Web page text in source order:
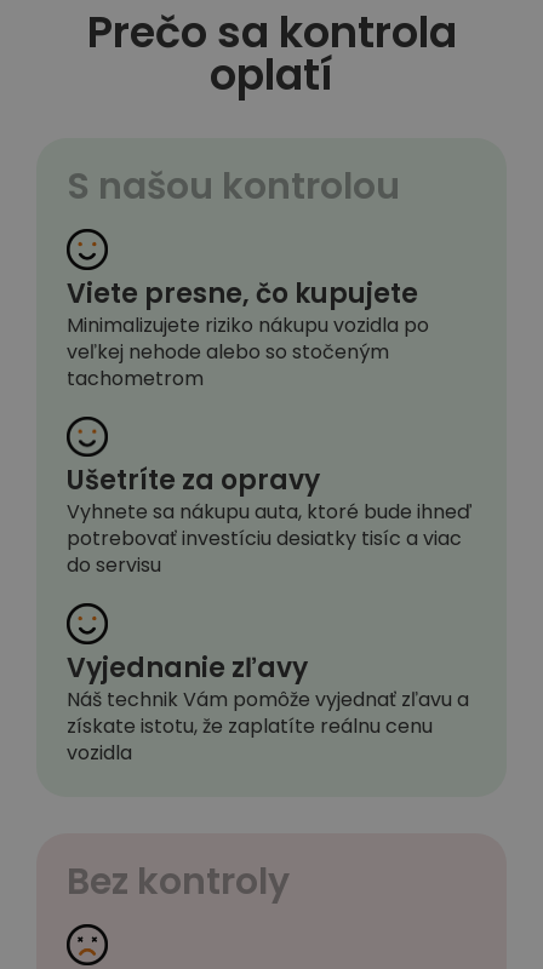
Prečo sa kontrola
oplatí
S našou kontrolou
Viete presne, čo kupujete
Minimalizujete riziko nákupu vozidla po
veľkej nehode alebo so stočeným
tachometrom
Ušetríte za opravy
Vyhnete sa nákupu auta, ktoré bude ihneď
potrebovať investíciu desiatky tisíc a viac
do servisu
Vyjednanie zľavy
Náš technik Vám pomôže vyjednať zľavu a
získate istotu, že zaplatíte reálnu cenu
vozidla
Bez kontroly